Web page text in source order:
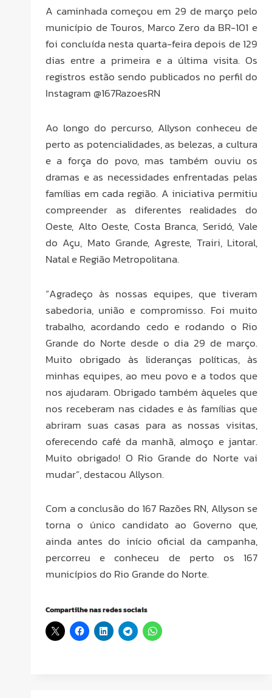
A caminhada começou em 29 de março pelo
município de Touros, Marco Zero da BR-101 e
foi concluída nesta quarta-feira depois de 129
dias entre a primeira e a última visita. Os
registros estão sendo publicados no perfil do
Instagram @167RazoesRN
Ao longo do percurso, Allyson conheceu de
perto as potencialidades, as belezas, a cultura
e a força do povo, mas também ouviu os
dramas e as necessidades enfrentadas pelas
famílias em cada região. A iniciativa permitiu
compreender as diferentes realidades do
Oeste, Alto Oeste, Costa Branca, Seridó, Vale
do Açu, Mato Grande, Agreste, Trairi, Litoral,
Natal e Região Metropolitana.
“Agradeço às nossas equipes, que tiveram
sabedoria, união e compromisso. Foi muito
trabalho, acordando cedo e rodando o Rio
Grande do Norte desde o dia 29 de março.
Muito obrigado às lideranças políticas, às
minhas equipes, ao meu povo e a todos que
nos ajudaram. Obrigado também àqueles que
nos receberam nas cidades e às famílias que
abriram suas casas para as nossas visitas,
oferecendo café da manhã, almoço e jantar.
Muito obrigado! O Rio Grande do Norte vai
mudar”, destacou Allyson.
Com a conclusão do 167 Razões RN, Allyson se
torna o único candidato ao Governo que,
ainda antes do início oficial da campanha,
percorreu e conheceu de perto os 167
municípios do Rio Grande do Norte.
Compartilhe nas redes sociais